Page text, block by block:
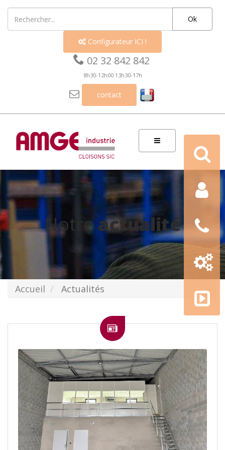
Ok
 Configurateur ICI !
 02 32 842 842
8h30-12h00 13h30-17h
 contact
Notreactualité
Accueil Actualités
3D
academy